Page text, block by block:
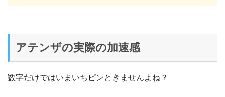
アテンザの実際の加速感
数字だけではいまいちピンときませんよね？